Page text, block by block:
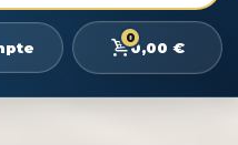
0
0,00 €